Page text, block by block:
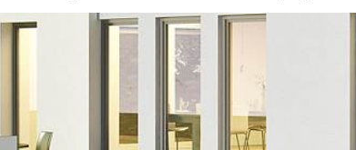
Ventanas con
persianas
Configurador ventanas
Balconeras Aluminio
Balconeras con
Configurador balconeras
Puertas
acorazadas
Puertas entrada
Configurador puertas
Manuales
Configurador puertas de garaje